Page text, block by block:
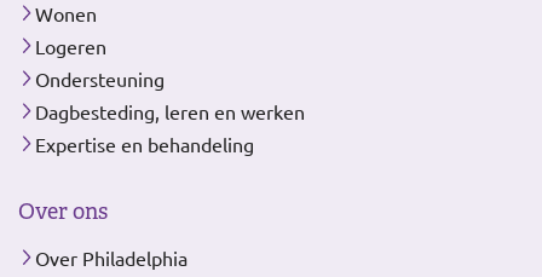
Wonen
Logeren
Ondersteuning
Dagbesteding, leren en werken
Expertise en behandeling
Over ons
Over Philadelphia